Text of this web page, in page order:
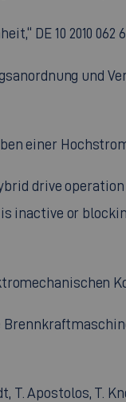
DE 10 2010 062
und
einer
drive
or
T. Apostolos,